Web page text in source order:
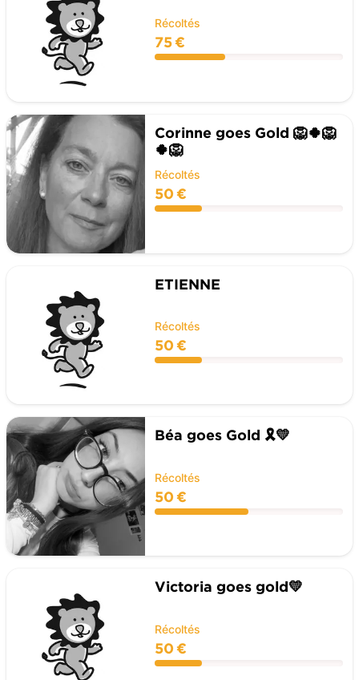
Récoltés
75 €
Corinne goes Gold 🦁🍀🦁
🍀🦁
Récoltés
50 €
ETIENNE
Récoltés
50 €
Béa goes Gold 🎗️💛
Récoltés
50 €
Victoria goes gold💛
Récoltés
50 €